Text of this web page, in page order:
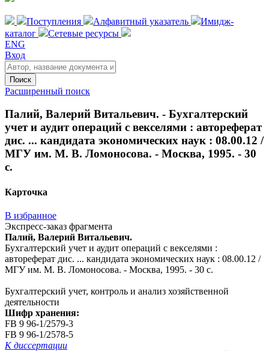
Поступления Алфавитный указатель
Имидж-
каталог
Сетевые ресурсы
ENG
Вход
Поиск
Расширенный поиск
Палий, Валерий Витальевич. - Бухгалтерский
учет и аудит операций с векселями : автореферат
дис. ... кандидата экономических наук : 08.00.12 /
МГУ им. М. В. Ломоносова. - Москва, 1995. - 30
с.
Карточка
В избранное
Экспресс-заказ фрагмента
Палий, Валерий Витальевич.
Бухгалтерский учет и аудит операций с векселями :
автореферат дис. ... кандидата экономических наук : 08.00.12 /
МГУ им. М. В. Ломоносова. - Москва, 1995. - 30 с.
Бухгалтерский учет, контроль и анализ хозяйственной
деятельности
Шифр хранения:
FB 9 96-1/2579-3
FB 9 96-1/2578-5
К диссертации